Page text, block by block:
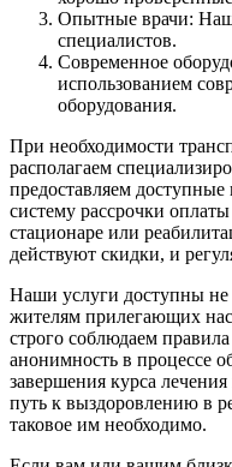
Опытные врачи:
специалистов.
Современное
использованием
оборудования.
При необходимости
располагаем
предоставляем
систему рассрочки
стационаре или
действуют скидки, и
Наши услуги доступны
жителям прилегающих
строго соблюдаем
анонимность в процессе
завершения курса
путь к выздоровлению в
таковое им необходимо.